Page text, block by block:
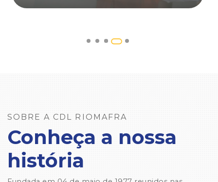
SOBRE A CDL RIOMAFRA
Conheça a nossa
história